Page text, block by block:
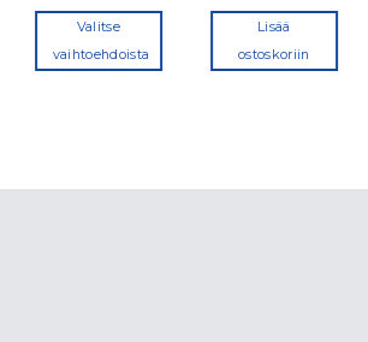
Valitse
vaihtoehdoista
Lisää
ostoskoriin